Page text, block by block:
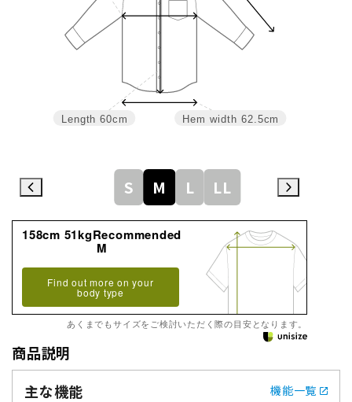
Hem width 62.5cm
Length 60cm
S M L LL
158cm 51kgRecommended
M
Find out more on your
body type
あくまでもサイズをご検討いただく際の目安となります。
商品説明
主な機能
機能一覧